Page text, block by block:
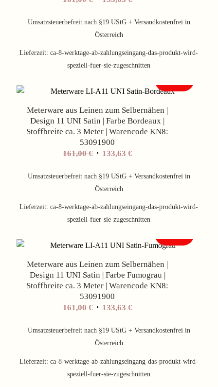
war:
161,00 €
ist:
Umsatzsteuerbefreit nach §19 UStG + Versandkostenfrei in
Österreich
Lieferzeit:ca-8-werktage-ab-zahlungseingang-das-produkt-wird-
speziell-fuer-sie-zugeschnitten
Meterware aus Leinen zum Selbernähen |
Design 11 UNI Satin | Farbe Bordeaux |
Stoffbreite ca. 3 Meter | Warencode KN8:
53091900
161,00€ Ursprünglicher
war:
161,00 €
133,63 €Aktueller
ist:
Umsatzsteuerbefreit nach §19 UStG + Versandkostenfrei in
Österreich
Lieferzeit:ca-8-werktage-ab-zahlungseingang-das-produkt-wird-
speziell-fuer-sie-zugeschnitten
Meterware aus Leinen zum Selbernähen |
Design 11 UNI Satin | Farbe Fumograu |
Stoffbreite ca. 3 Meter | Warencode KN8:
53091900
161,00€ Ursprünglicher
war:
161,00 €
133,63 €Aktueller
ist:
Umsatzsteuerbefreit nach §19 UStG + Versandkostenfrei in
Österreich
Lieferzeit:ca-8-werktage-ab-zahlungseingang-das-produkt-wird-
speziell-fuer-sie-zugeschnitten